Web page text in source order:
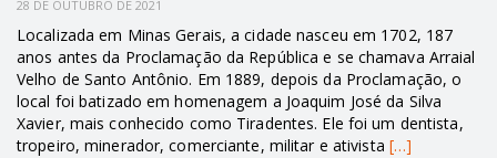
28 DE OUTUBRO DE 2021
Localizada em Minas Gerais, a cidade nasceu em 1702, 187
anos antes da Proclamação da República e se chamava Arraial
Velho de Santo Antônio. Em 1889, depois da Proclamação, o
local foi batizado em homenagem a Joaquim José da Silva
Xavier, mais conhecido como Tiradentes. Ele foi um dentista,
tropeiro, minerador, comerciante, militar e ativista […]